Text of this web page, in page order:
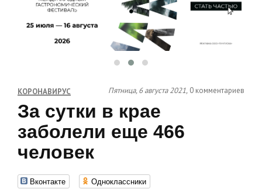
КОРОНАВИРУС Пятница, 6 августа 2021, 0 комментариев
За сутки в крае
заболели еще 466
человек
Вконтакте Одноклассники